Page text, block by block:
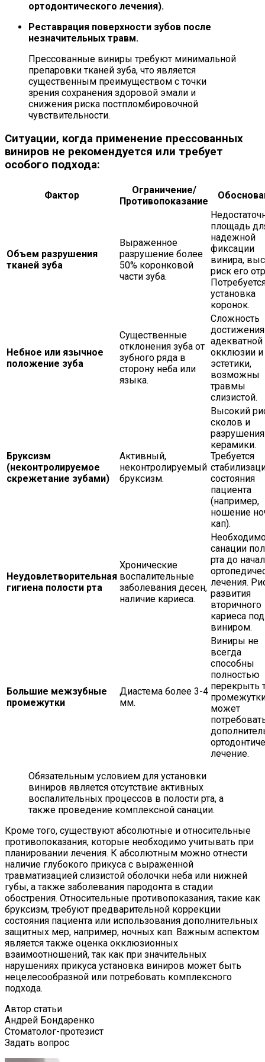
ортодонтического лечения).
Реставрация поверхности зубов после
незначительных травм.
Прессованные виниры требуют минимальной
препаровки тканей зуба, что является
существенным преимуществом с точки
зрения сохранения здоровой эмали и
снижения риска постпломбировочной
чувствительности.
Ситуации, когда применение прессованных
виниров не рекомендуется или требует
особого подхода:
Фактор
Ограничение/
Противопоказание
Объем разрушения
тканей зуба
Выраженное
разрушение более
50% коронковой
части зуба.
площадь
надежной
фиксации
винира,
риск его
установка
коронок.
Небное или язычное
положение зуба
Существенные
отклонения зуба от
зубного ряда в
сторону неба или
языка.
Сложность
достижения
адекватной
окклюзии и
эстетики,
возможны
травмы
слизистой.
Бруксизм
(неконтролируемое
скрежетание зубами)
Активный,
неконтролируемый
бруксизм.
Высокий
сколов и
разрушения
керамики.
Требуется
состояния
пациента
(например,
ношение
кап).
Неудовлетворительная
гигиена полости рта
Хронические
воспалительные
заболевания десен,
наличие кариеса.
санации
рта до
лечения.
развития
вторичного
кариеса под
виниром.
Большие межзубные
промежутки
Диастема более 3-4
мм.
Виниры не
всегда
способны
полностью
перекрыть
может
лечение.
Обязательным условием для установки
виниров является отсутствие активных
воспалительных процессов в полости рта, а
также проведение комплексной санации.
Кроме того, существуют абсолютные и относительные
противопоказания, которые необходимо учитывать при
планировании лечения. К абсолютным можно отнести
наличие глубокого прикуса с выраженной
травматизацией слизистой оболочки неба или нижней
губы, а также заболевания пародонта в стадии
обострения. Относительные противопоказания, такие как
бруксизм, требуют предварительной коррекции
состояния пациента или использования дополнительных
защитных мер, например, ночных кап. Важным аспектом
является также оценка окклюзионных
взаимоотношений, так как при значительных
нарушениях прикуса установка виниров может быть
нецелесообразной или потребовать комплексного
подхода.
Автор статьи
Андрей Бондаренко
Стоматолог-протезист
Задать вопрос